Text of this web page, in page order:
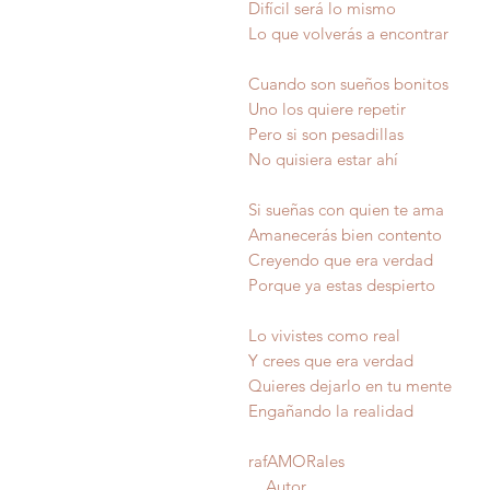
Difícil será lo mismo
Lo que volverás a encontrar
Cuando son sueños bonitos
Uno los quiere repetir
Pero si son pesadillas
No quisiera estar ahí
Si sueñas con quien te ama
Amanecerás bien contento
Creyendo que era verdad
Porque ya estas despierto
Lo vivistes como real
Y crees que era verdad
Quieres dejarlo en tu mente
Engañando la
rafAMORales